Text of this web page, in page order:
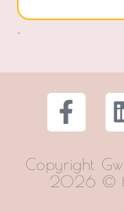
.
Copyright
2026 ©